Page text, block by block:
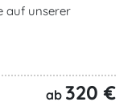
auf unserer
ab 320 €